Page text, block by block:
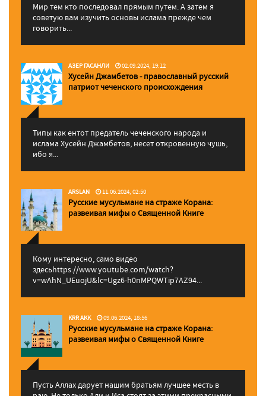
Мир тем кто последовал прямым путем. А затем я
советую вам изучить основы ислама прежде чем
говорить...
АЗЕР ГАСАНЛИ 02.09.2024, 19:12
Хусейн Джамбетов - православный русский
патриот чеченского происхождения
Типы как ентот предатель чеченского народа и
ислама Хусейн Джамбетов, несет откровенную чушь,
ибо я...
ARSLAN 11.06.2024, 02:50
Русские мусульмане на страже Корана:
pазвеивая мифы о Священной Книге
Кому интересно, само видео
здесьhttps://www.youtube.com/watch?
v=wAhN_UEuojU&lc=Ugz6-h0nMPQWTip7AZ94...
KRR AKK 09.06.2024, 18:56
Русские мусульмане на страже Корана:
pазвеивая мифы о Священной Книге
Пусть Аллах дарует нашим братьям лучшее месть в